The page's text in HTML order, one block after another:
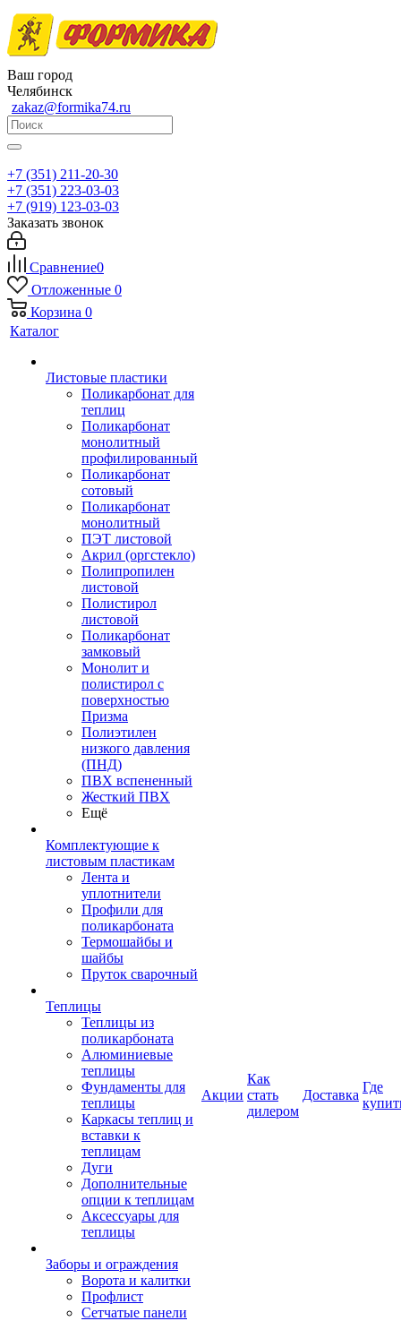
Ваш город
Челябинск
zakaz@formika74.ru
+7 (351) 211-20-30
+7 (351) 223-03-03
+7 (919) 123-03-03
Заказать звонок
Сравнение0
Отложенные 0
Корзина 0
Каталог
Листовые пластики
Поликарбонат для
теплиц
Поликарбонат
монолитный
профилированный
Поликарбонат
сотовый
Поликарбонат
монолитный
ПЭТ листовой
Акрил (оргстекло)
Полипропилен
листовой
Полистирол
листовой
Поликарбонат
замковый
Монолит и
полистирол с
поверхностью
Призма
Полиэтилен
низкого давления
(ПНД)
ПВХ вспененный
Жесткий ПВХ
Ещё
Комплектующие к
листовым пластикам
Лента и
уплотнители
Профили для
поликарбоната
Термошайбы и
шайбы
Пруток сварочный
Теплицы
Теплицы из
поликарбоната
Алюминиевые
теплицы
Фундаменты для
теплицы
Каркасы теплиц и
вставки к
теплицам
Дуги
Дополнительные
опции к теплицам
Аксессуары для
теплицы
Заборы и ограждения
Ворота и калитки
Профлист
Сетчатые панели
Акции
Как
стать
дилером
Доставка
Где